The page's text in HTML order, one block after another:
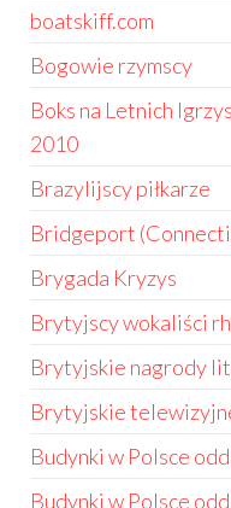
boatskiff.com
Bogowie rzymscy
Boks na Letnich
2010
Brazylijscy piłkarze
Bridgeport
Brygada Kryzys
Brytyjscy wokaliści
Brytyjskie nagrody
Brytyjskie
Budynki w Polsce
Budynki w Polsce